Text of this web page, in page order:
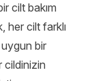
cilt bakım
her cilt farklı
bir
cildinizin